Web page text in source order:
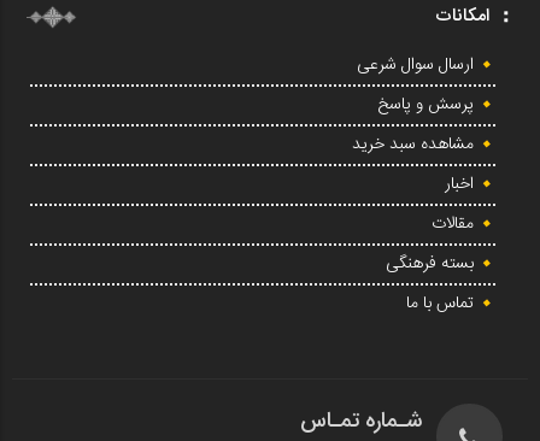
امکانات
ارسال سوال شرعی
پرسش و پاسخ
مشاهده سبد خرید
اخبار
مقالات
بسته فرهنگی
تماس با ما
شـماره تمـاس